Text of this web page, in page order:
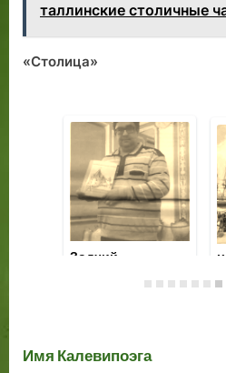
таллинские столичные
«Столица»
1930 года?
Имя Калевипоэга